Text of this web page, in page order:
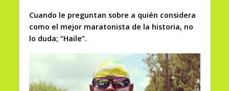
Cuando le preguntan sobre a quién considera
como el mejor maratonista de la historia, no
lo duda; “Haile”.